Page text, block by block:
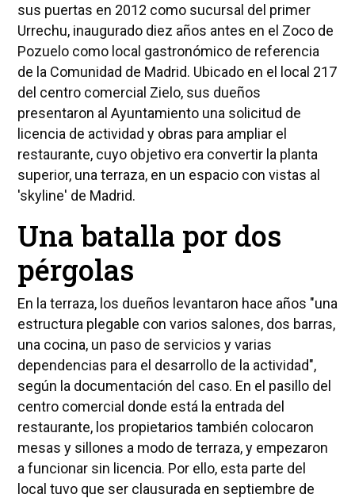
sus puertas en 2012 como sucursal del primer
Urrechu, inaugurado diez años antes en el Zoco de
Pozuelo como local gastronómico de referencia
de la Comunidad de Madrid. Ubicado en el local 217
del centro comercial Zielo, sus dueños
presentaron al Ayuntamiento una solicitud de
licencia de actividad y obras para ampliar el
restaurante, cuyo objetivo era convertir la planta
superior, una terraza, en un espacio con vistas al
'skyline' de Madrid.
Una batalla por dos
pérgolas
En la terraza, los dueños levantaron hace años "una
estructura plegable con varios salones, dos barras,
una cocina, un paso de servicios y varias
dependencias para el desarrollo de la actividad",
según la documentación del caso. En el pasillo del
centro comercial donde está la entrada del
restaurante, los propietarios también colocaron
mesas y sillones a modo de terraza, y empezaron
a funcionar sin licencia. Por ello, esta parte del
local tuvo que ser clausurada en septiembre de